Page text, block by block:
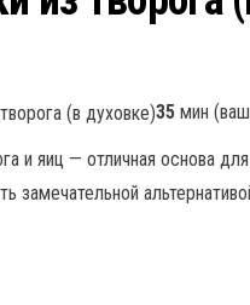
35 мин
и яиц — отличная основа
замечательной